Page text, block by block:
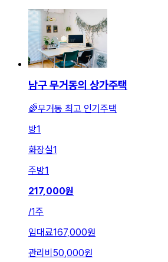
남구 무거동의 상가주택
🌈무거동 최고 인기주택
방1
화장실1
주방1
217,000원
/1주
임대료167,000원
관리비 50,000원